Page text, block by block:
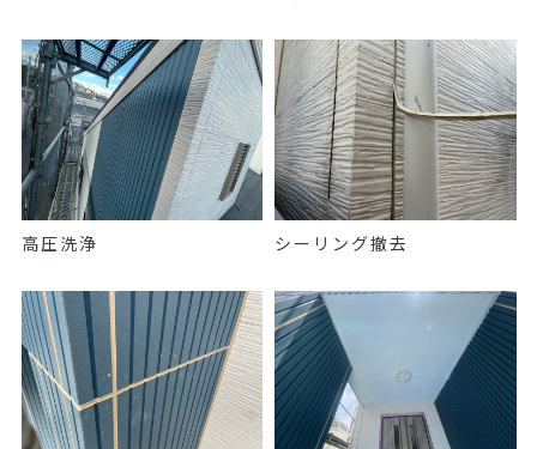
高圧洗浄 シーリング撤去